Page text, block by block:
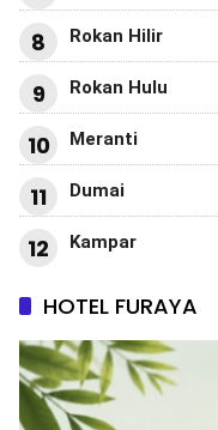
8 Rokan Hilir
9 Rokan Hulu
10 Meranti
11 Dumai
12 Kampar
HOTEL FURAYA